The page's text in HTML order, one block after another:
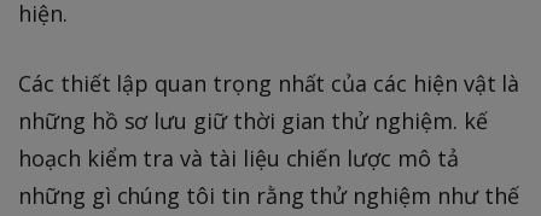
hiện.
Các thiết lập quan trọng nhất của các hiện vật là
những hồ sơ lưu giữ thời gian thử nghiệm. kế
hoạch kiểm tra và tài liệu chiến lược mô tả
những gì chúng tôi tin rằng thử nghiệm như thế